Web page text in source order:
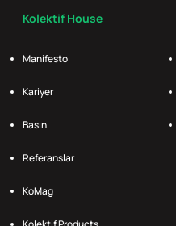
Kolektif House
Manifesto
Kariyer
Basın
Referanslar
KoMag